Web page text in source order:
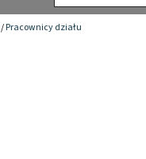
/Pracownicy działu